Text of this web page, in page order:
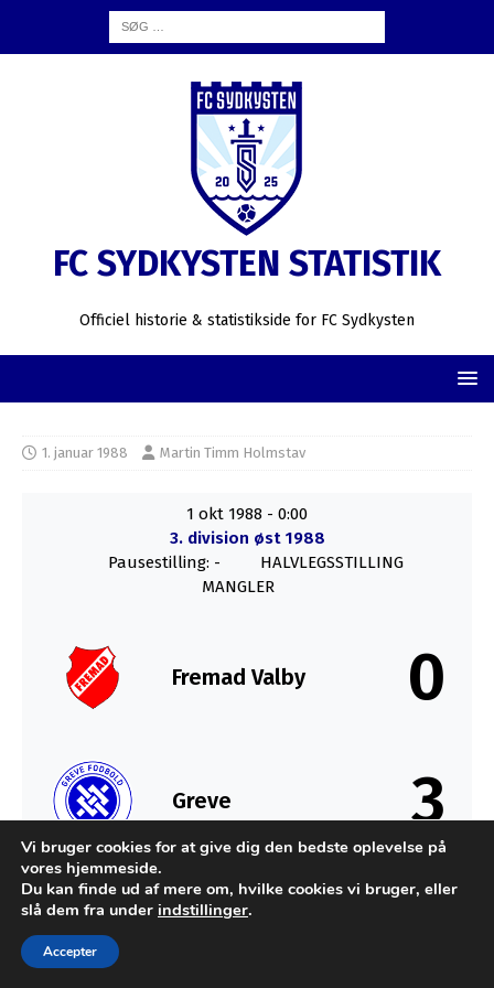
FC SYDKYSTEN STATISTIK
Officiel historie & statistikside for FC Sydkysten
1. januar 1988 Martin Timm Holmstav
1 okt 1988 - 0:00
3. division øst 1988
Pausestilling: -
HALVLEGSSTILLING
MANGLER
Fremad Valby 0
Greve 3
SLUT
Udviklet af MTH Design for FC Sydkysten Statistik
Vi bruger cookies for at give dig den bedste oplevelse på
vores hjemmeside.
Du kan finde ud af mere om, hvilke cookies vi bruger, eller
slå dem fra under indstillinger.
Accepter